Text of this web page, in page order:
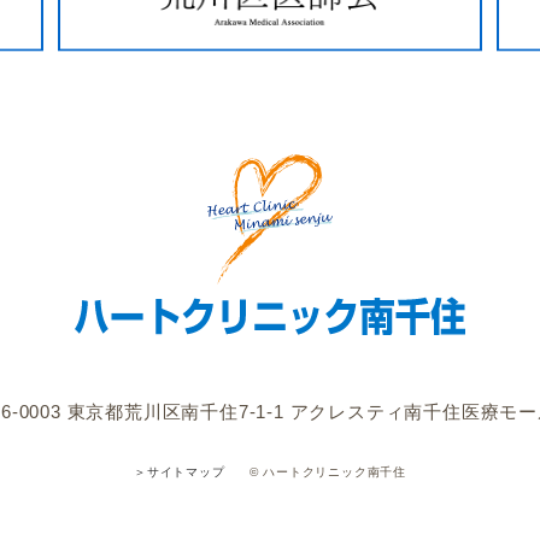
0003 東京都荒川区南千住7-1-1 アクレスティ南千住医療モ
＞サイトマップ © ハートクリニック南千住